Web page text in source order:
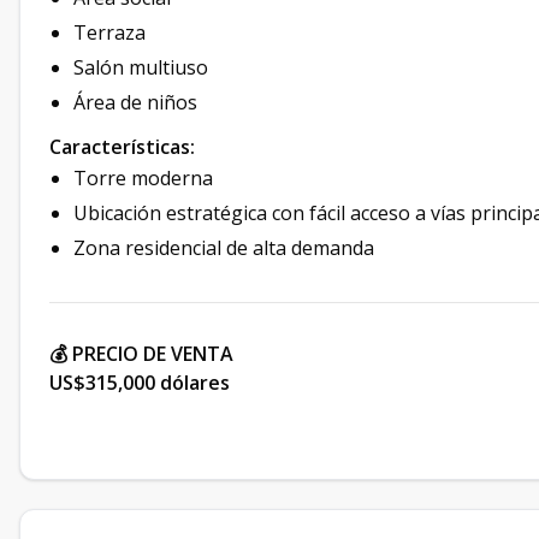
Terraza
Salón multiuso
Área de niños
Características:
Torre moderna
Ubicación estratégica con fácil acceso a vías
Zona residencial de alta demanda
💰 PRECIO DE VENTA
US$315,000 dólares